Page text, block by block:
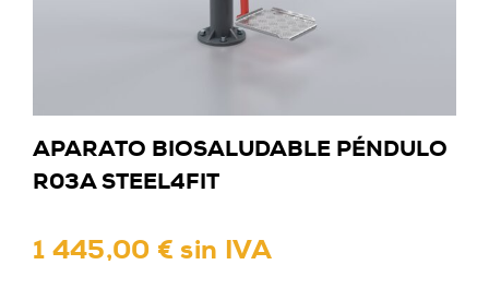
APARATO BIOSALUDABLE PÉNDULO
R03A STEEL4FIT
1 445,00 € sin IVA